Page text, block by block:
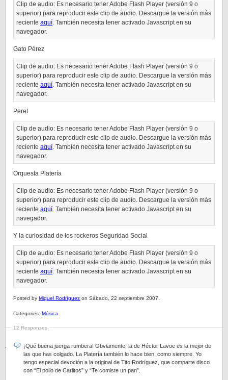
Clip de audio: Es necesario tener Adobe Flash Player (versión 9 o
superior) para reproducir este clip de audio. Descargue la versión más
reciente aquí. También necesita tener activado Javascript en su
navegador.
Gato Pérez
Clip de audio: Es necesario tener Adobe Flash Player (versión 9 o
superior) para reproducir este clip de audio. Descargue la versión más
reciente aquí. También necesita tener activado Javascript en su
navegador.
Peret
Clip de audio: Es necesario tener Adobe Flash Player (versión 9 o
superior) para reproducir este clip de audio. Descargue la versión más
reciente aquí. También necesita tener activado Javascript en su
navegador.
Orquesta Platería
Clip de audio: Es necesario tener Adobe Flash Player (versión 9 o
superior) para reproducir este clip de audio. Descargue la versión más
reciente aquí. También necesita tener activado Javascript en su
navegador.
Y la curiosidad de los rockeros Seguridad Social
Clip de audio: Es necesario tener Adobe Flash Player (versión 9 o
superior) para reproducir este clip de audio. Descargue la versión más
reciente aquí. También necesita tener activado Javascript en su
navegador.
Posted by Miquel Rodríguez on Sábado, 22 septiembre 2007.
Categories: Música
12 Responses
¡Qué buena juerga rumbera! Obviamente, la de Héctor Lavoe es la mejor de
las que has colgado. La Platería también lo hace bien, como siempre. Yo
tengo especial devoción a la original de Tito Rodríguez, que comparte disco
con “El pollo de Carlitos” y “Te comiste un pan”.